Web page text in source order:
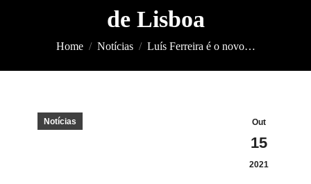
de Lisboa
Home Notícias Luís Ferreira é o novo…
Out
15
2021
Notícias